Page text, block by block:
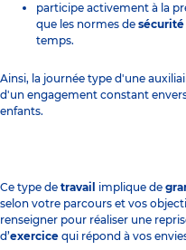
participe activement à la
que les normes de sécurité
temps.
Ainsi, la journée type d'une
d'un engagement constant
enfants.
Ce type de travail implique de
selon votre parcours et vos
renseigner pour réaliser une
d’exercice qui répond à vos